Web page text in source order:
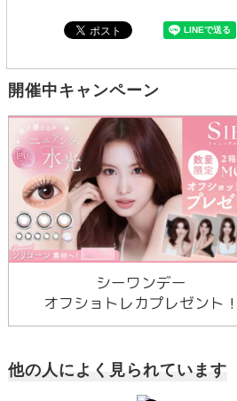
開催中キャンペーン
シーワンデー
オフショトレカプレゼント！
他の人によく見られています